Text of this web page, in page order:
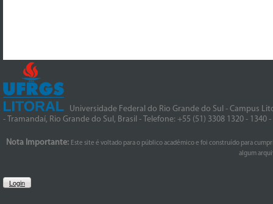
Universidade Federal do Rio Grande do Sul - Campus
- Tramandaí, Rio Grande do Sul, Brasil - Telefone: +55 (51) 3308 1320 - 1340
Nota Importante: Este site é voltado para o público acadêmico e foi construído para
algum
Login